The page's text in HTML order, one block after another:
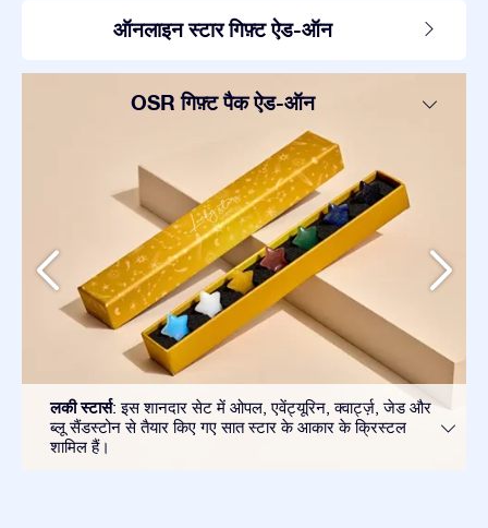
ऑनलाइन स्टार गिफ़्ट ऐड-ऑन
OSR गिफ़्ट पैक ऐड-ऑन
लकी स्टार्स: इस शानदार सेट में ओपल, एवेंट्यूरिन, क्वार्ट्ज़, जेड और
ब्लू सैंडस्टोन से तैयार किए गए सात स्टार के आकार के क्रिस्टल
शामिल हैं।